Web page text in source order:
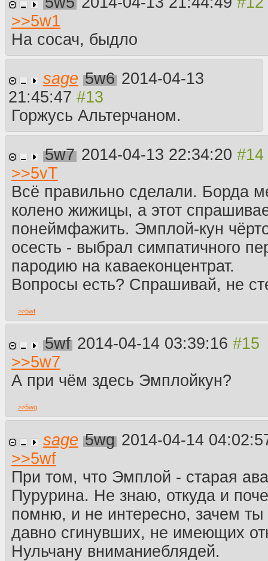
>>5w1
На сосач, быдло
sage 5w6 2014-04-13
21:45:47
Горжусь Альтерчаном.
5w7 2014-04-13 22:34:20
>>5vT
Всё правильно сделали. Борда
колено жижицы, а этот
понеймфажить. Эмплой-кун
осесть - выбрал симпатичного
пародию на каваеконцентрат.
Вопросы есть? Спрашивай, не
>>5wf
5wf 2014-04-14 03:39:16
>>5w7
А при чём здесь Эмплойкун?
>>5wg
sage 5wg 2014-04-14
>>5wf
При том, что Эмплой - старая
Пурурина. Не знаю, откуда и
помню, и не интересно, зачем
давно сгинувших, не имеющих
Нульчану вниманиеблядей.